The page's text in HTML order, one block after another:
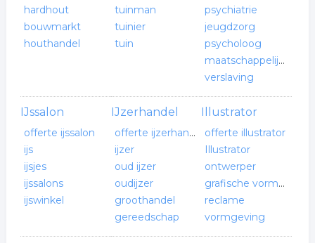
hardhout
bouwmarkt
houthandel
tuinman
tuinier
tuin
psychiatrie
jeugdzorg
psycholoog
maatschappelijk werk
verslaving
IJssalon
offerte ijssalon
ijs
ijsjes
ijssalons
ijswinkel
IJzerhandel
offerte ijzerhandel
ijzer
oud ijzer
oudijzer
groothandel
gereedschap
Illustrator
offerte illustrator
Illustrator
ontwerper
grafische vormgeving
reclame
vormgeving